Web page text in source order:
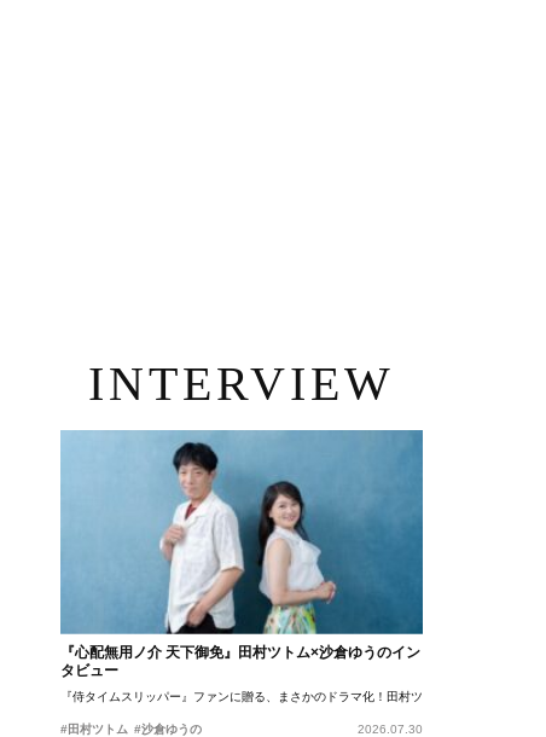
INTERVIEW
『心配無用ノ介 天下御免』田村ツトム×沙倉ゆうのイン
タビュー
『侍タイムスリッパー』ファンに贈る、まさかのドラマ化！田村ツトム×沙倉ゆうのが語
#田村ツトム #沙倉ゆうの 2026.07.30